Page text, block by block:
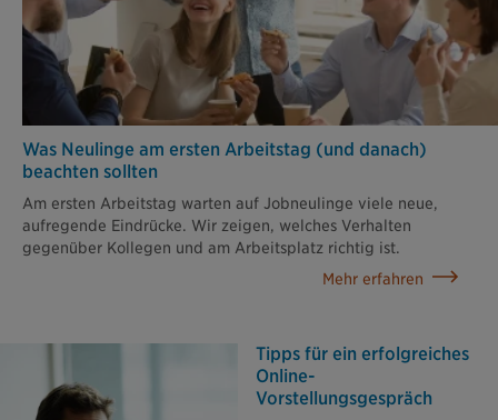
Was Neulinge am ersten Arbeitstag (und danach)
beachten sollten
Am ersten Arbeitstag warten auf Jobneulinge viele neue,
aufregende Eindrücke. Wir zeigen, welches Verhalten
gegenüber Kollegen und am Arbeitsplatz richtig ist.
Mehr erfahren
Tipps für ein erfolgreiches
Online-
Vorstellungsgespräch